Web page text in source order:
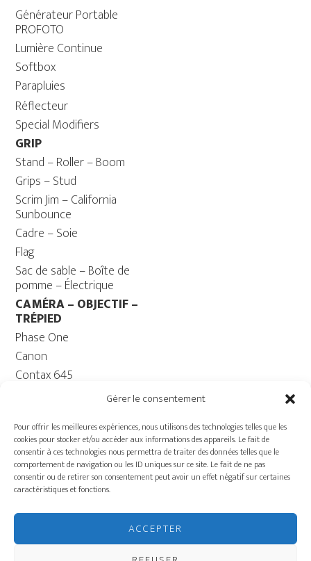
Gérer le consentement
Pour offrir les meilleures expériences, nous utilisons des technologies telles que les
cookies pour stocker et/ou accéder aux informations des appareils. Le fait de
consentir à ces technologies nous permettra de traiter des données telles que le
comportement de navigation ou les ID uniques sur ce site. Le fait de ne pas
consentir ou de retirer son consentement peut avoir un effet négatif sur certaines
caractéristiques et fonctions.
ACCEPTER
Générateur Portable
PROFOTO
Lumière Continue
Softbox
Parapluies
Réflecteur
Special Modifiers
GRIP
Stand – Roller – Boom
Grips – Stud
Scrim Jim – California
Sunbounce
Cadre – Soie
Flag
Sac de sable – Boîte de
pomme – Électrique
CAMÉRA – OBJECTIF –
TRÉPIED
Phase One
Canon
Contax 645
ORDINATEUR
Ordinateur – Moniteur
Câble
Batterie ECOFLOW –
Charriot
ÉQUIPEMENT DE